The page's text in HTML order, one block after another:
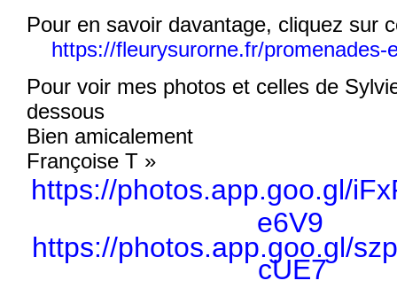
Pour en savoir davantage, cliquez sur
https://fleurysurorne.fr/promenades-
Pour voir mes photos et celles de
dessous
Bien amicalement
Françoise T »
https://photos.app.goo.gl/
e6V9
https://photos.app.goo.gl/
cUE7